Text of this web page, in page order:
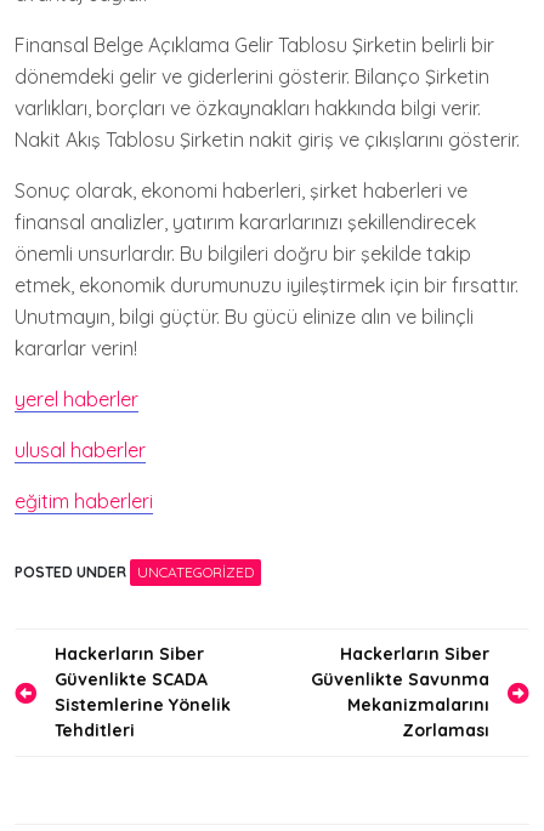
Finansal Belge Açıklama Gelir Tablosu Şirketin belirli bir
dönemdeki gelir ve giderlerini gösterir. Bilanço Şirketin
varlıkları, borçları ve özkaynakları hakkında bilgi verir.
Nakit Akış Tablosu Şirketin nakit giriş ve çıkışlarını gösterir.
Sonuç olarak, ekonomi haberleri, şirket haberleri ve
finansal analizler, yatırım kararlarınızı şekillendirecek
önemli unsurlardır. Bu bilgileri doğru bir şekilde takip
etmek, ekonomik durumunuzu iyileştirmek için bir fırsattır.
Unutmayın, bilgi güçtür. Bu gücü elinize alın ve bilinçli
kararlar verin!
yerel haberler
ulusal haberler
eğitim haberleri
POSTED UNDER UNCATEGORIZED
Yazı
gezinmesi
Hackerların Siber
Güvenlikte SCADA
Sistemlerine Yönelik
Tehditleri
Hackerların Siber
Güvenlikte Savunma
Mekanizmalarını
Zorlaması